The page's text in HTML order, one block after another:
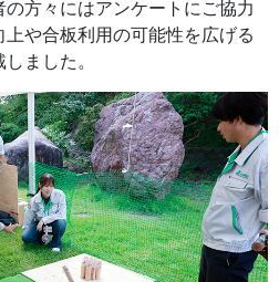
方々にはアンケートにご協力
や合板利用の可能性を広げる
ました。